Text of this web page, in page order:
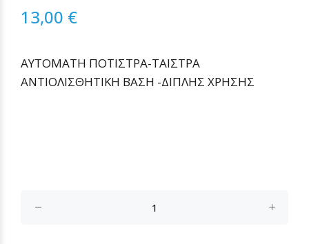
13,00 €
ΑΥΤΟΜΑΤΗ ΠΟΤΙΣΤΡΑ-ΤΑΙΣΤΡΑ
ΑΝΤΙΟΛΙΣΘΗΤΙΚΗ ΒΑΣΗ -ΔΙΠΛΗΣ ΧΡΗΣΗΣ